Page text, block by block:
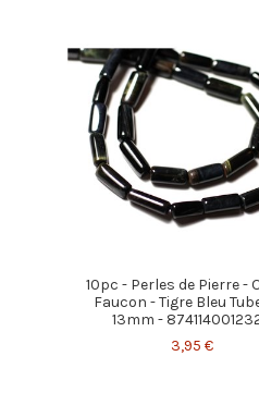
10pc - Perles de Pierre -
Faucon - Tigre Bleu
13mm -
3,95 €